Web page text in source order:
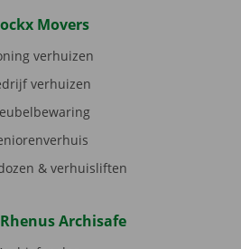
Movers
verhuizen
verhuizen
& verhuisliften
Archisafe